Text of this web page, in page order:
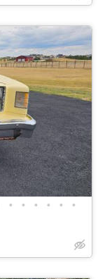
• • • • • •